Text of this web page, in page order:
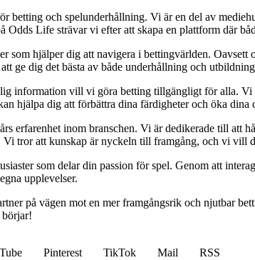
och spelunderhållning. Vi är en del av
Odds Life strävar vi efter att skapa en plattform där
som hjälper dig att navigera i bettingvärlden.
ge dig det bästa av både underhållning och
information vill vi göra betting tillgängligt för alla.
hjälpa dig att förbättra dina färdigheter och öka dina
erfarenhet inom branschen. Vi är dedikerade till att
tror att kunskap är nyckeln till framgång, och vi vill
som delar din passion för spel. Genom att
upplevelser.
på vägen mot en mer framgångsrik och njutbar
Pinterest TikTok Mail
RSS